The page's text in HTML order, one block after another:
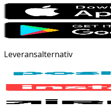
Leveransalternativ